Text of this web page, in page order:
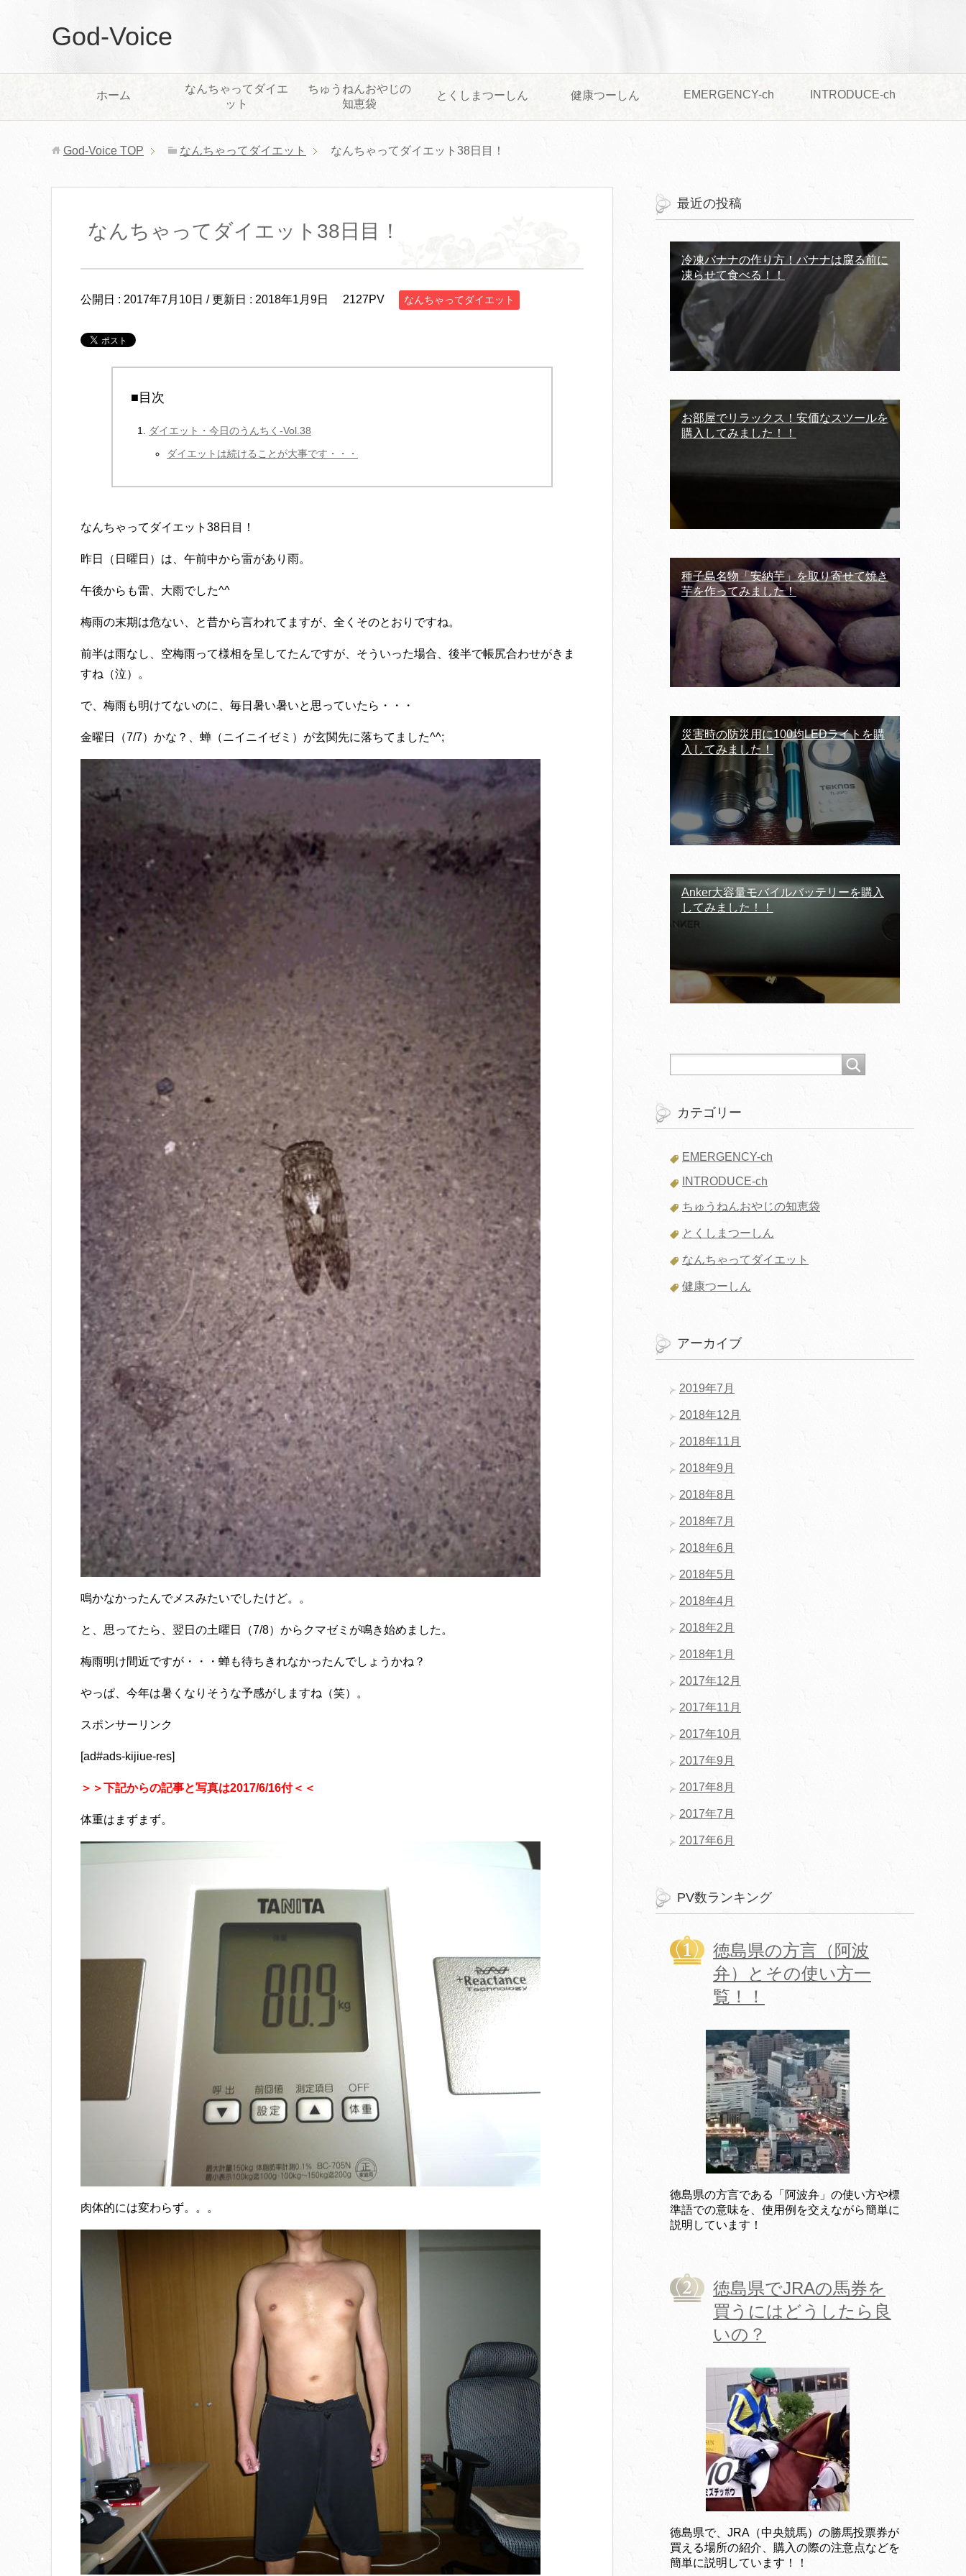
God-Voice
ホーム
なんちゃってダイエ
ット
ちゅうねんおやじの
知恵袋
とくしまつーしん 健康つーしん EMERGENCY-ch INTRODUCE-ch
God-Voice TOP なんちゃってダイエット なんちゃってダイエット38日目！
なんちゃってダイエット38日目！
公開日 : 2017年7月10日 / 更新日 : 2018年1月9日 2127PV なんちゃってダイエット
■目次
ダイエット・今日のうんちく-Vol.38
ダイエットは続けることが大事です・・・
なんちゃってダイエット38日目！
昨日（日曜日）は、午前中から雷があり雨。
午後からも雷、大雨でした^^
梅雨の末期は危ない、と昔から言われてますが、全くそのとおりですね。
前半は雨なし、空梅雨って様相を呈してたんですが、そういった場合、後半で帳尻合わせがきま
すね（泣）。
で、梅雨も明けてないのに、毎日暑い暑いと思っていたら・・・
金曜日（7/7）かな？、蝉（ニイニイゼミ）が玄関先に落ちてました^^;
鳴かなかったんでメスみたいでしたけど。。
と、思ってたら、翌日の土曜日（7/8）からクマゼミが鳴き始めました。
梅雨明け間近ですが・・・蝉も待ちきれなかったんでしょうかね？
やっぱ、今年は暑くなりそうな予感がしますね（笑）。
スポンサーリンク
[ad#ads-kijiue-res]
＞＞下記からの記事と写真は2017/6/16付＜＜
体重はまずまず。
肉体的には変わらず。。。
最近の投稿
冷凍バナナの作り方！バナナは腐る前に
凍らせて食べる！！
お部屋でリラックス！安価なスツールを
購入してみました！！
種子島名物「安納芋」を取り寄せて焼き
芋を作ってみました！
災害時の防災用に100均LEDライトを購
入してみました！
Anker大容量モバイルバッテリーを購入
してみました！！
カテゴリー
EMERGENCY-ch
INTRODUCE-ch
ちゅうねんおやじの知恵袋
とくしまつーしん
なんちゃってダイエット
健康つーしん
アーカイブ
2019年7月
2018年12月
2018年11月
2018年9月
2018年8月
2018年7月
2018年6月
2018年5月
2018年4月
2018年2月
2018年1月
2017年12月
2017年11月
2017年10月
2017年9月
2017年8月
2017年7月
2017年6月
PV数ランキング
徳島県の方言（阿波
弁）とその使い方一
覧！！
徳島県の方言である「阿波弁」の使い方や標
準語での意味を、使用例を交えながら簡単に
説明しています！
徳島県でJRAの馬券を
買うにはどうしたら良
いの？
徳島県で、JRA（中央競馬）の勝馬投票券が
買える場所の紹介、購入の際の注意点などを
簡単に説明しています！！